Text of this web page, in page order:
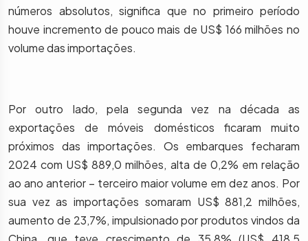
números absolutos, significa que no primeiro período
houve incremento de pouco mais de US$ 166 milhões no
volume das importações.
Por outro lado, pela segunda vez na década as
exportações de móveis domésticos ficaram muito
próximos das importações. Os embarques fecharam
2024 com US$ 889,0 milhões, alta de 0,2% em relação
ao ano anterior – terceiro maior volume em dez anos. Por
sua vez as importações somaram US$ 881,2 milhões,
aumento de 23,7%, impulsionado por produtos vindos da